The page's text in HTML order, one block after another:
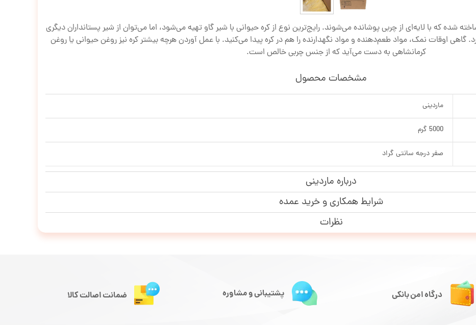
شده که با لایه‌ای از چربی پوشانده می‌شوند. رایج‌ترین نوع از کره حیوانی با شیر گاو تهیه می‌شود، اما می‌توان از شیر پستانداران دیگری
گاهی اوقات نمک، مواد طعم‌دهنده و مواد نگهدارنده را هم در کره پیدا می‌کنید. با عمل آوردن هرچه بیشتر کره نیز روغن حیوانی یا روغن
کرمانشاهی به دست می‌آید که از جنس چربی خالص است.
مشخصات محصول
ماردینی
5000 گرم
صفر درجه سانتی گراد
درباره ماردینی
شرایط همکاری و خرید عمده
نظرات
درگاه امن بانکی پشتیبانی و مشاوره ضمانت اصالت کالا